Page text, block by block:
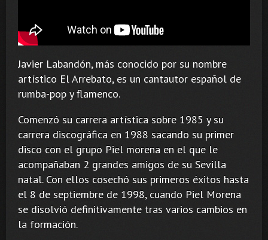
Javier Labandón, más conocido por su nombre
artístico El Arrebato, es un cantautor español de
rumba-pop y flamenco.
Comenzó su carrera artística sobre 1985 y su
carrera discográfica en 1988 sacando su primer
disco con el grupo Piel morena en el que le
acompañaban 2 grandes amigos de su Sevilla
natal. Con ellos cosechó sus primeros éxitos hasta
el 8 de septiembre de 1998, cuando Piel Morena
se disolvió definitivamente tras varios cambios en
la formación.